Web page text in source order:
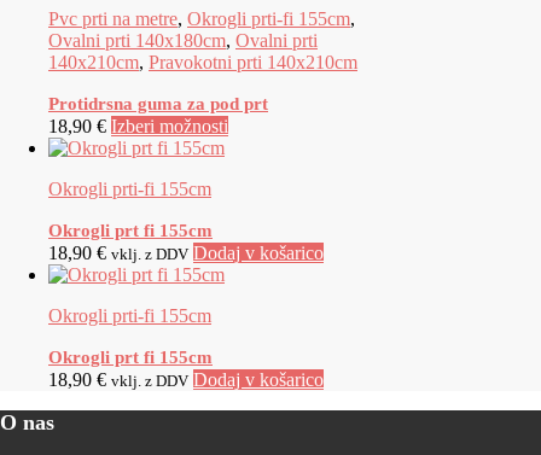
Pvc prti na metre, Okrogli prti-fi 155cm,
Ovalni prti 140x180cm, Ovalni prti
140x210cm, Pravokotni prti 140x210cm
Protidrsna guma za pod prt
18,90 € Izberi možnosti
Okrogli prti-fi 155cm
Okrogli prt fi 155cm
18,90 € vklj. z DDV Dodaj v košarico
Okrogli prti-fi 155cm
Okrogli prt fi 155cm
18,90 € vklj. z DDV Dodaj v košarico
O nas